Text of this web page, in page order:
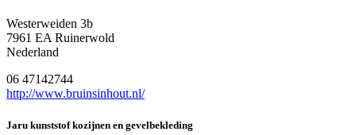
Westerweiden 3b
7961 EA Ruinerwold
Nederland
06 47142744
http://www.bruinsinhout.nl/
Jaru kunststof kozijnen en gevelbekleding